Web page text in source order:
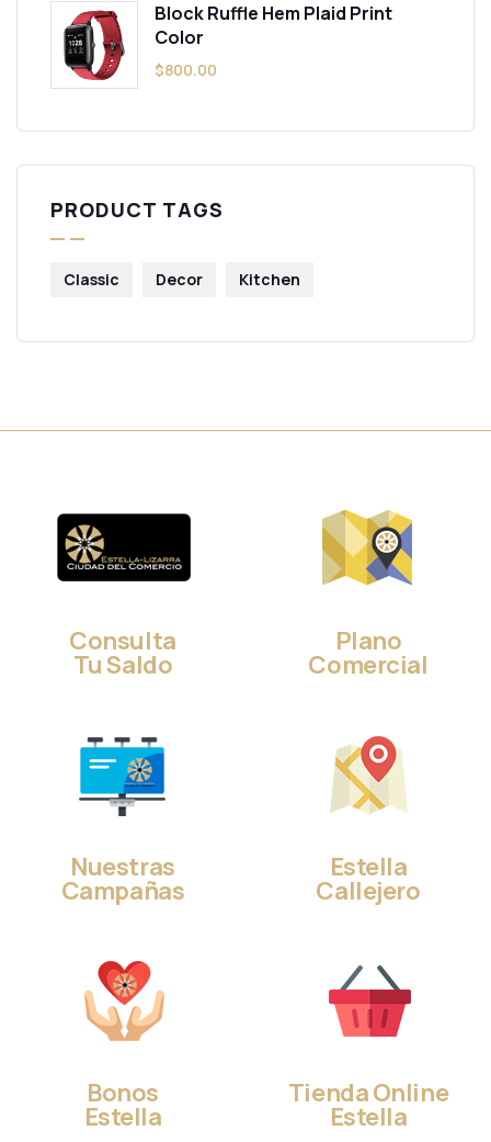
Block Ruffle Hem Plaid Print
Color
$800.00
PRODUCT TAGS
Classic Decor Kitchen
Consulta
Tu Saldo
Plano
Comercial
Nuestras
Campañas
Estella
Callejero
Bonos
Estella
Tienda Online
Estella